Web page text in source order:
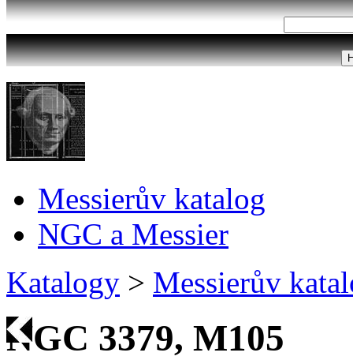
Messierův katalog
NGC a Messier
Katalogy > Messierův
NGC 3379, M105